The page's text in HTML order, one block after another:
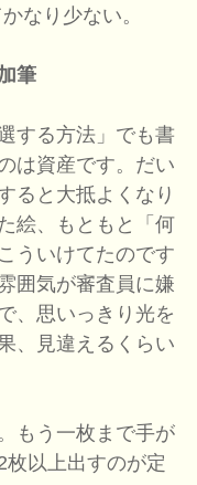
なり少ない。
筆
する方法」でも書
は資産です。だい
ると大抵よくなり
絵、もともと「何
ういけてたのです
囲気が審査員に嫌
、思いっきり光を
、見違えるくらい
もう一枚まで手が
枚以上出すのが定